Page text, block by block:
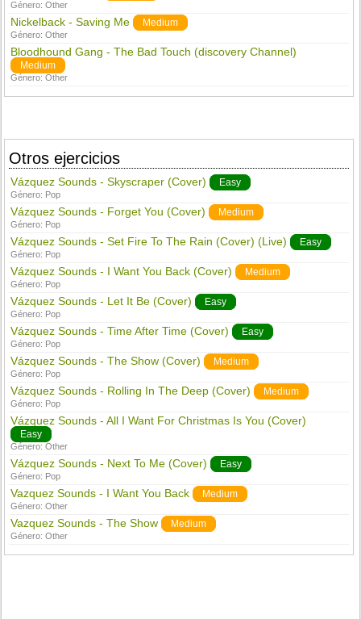
Género:Other
Nickelback - Saving Me Medium
Género:Other
Bloodhound Gang - The Bad Touch (discovery Channel)
Medium
Género:Other
Otros ejercicios
Vázquez Sounds - Skyscraper (Cover) Easy
Género: Pop
Vázquez Sounds - Forget You (Cover) Medium
Género: Pop
Vázquez Sounds - Set Fire To The Rain (Cover) (Live) Easy
Género: Pop
Vázquez Sounds - I Want You Back (Cover) Medium
Género: Pop
Vázquez Sounds - Let It Be (Cover) Easy
Género: Pop
Vázquez Sounds - Time After Time (Cover) Easy
Género: Pop
Vázquez Sounds - The Show (Cover) Medium
Género: Pop
Vázquez Sounds - Rolling In The Deep (Cover) Medium
Género: Pop
Vázquez Sounds - All I Want For Christmas Is You (Cover)
Easy
Género:Other
Vázquez Sounds - Next To Me (Cover) Easy
Género: Pop
Vazquez Sounds - I Want You Back Medium
Género:Other
Vazquez Sounds - The Show Medium
Género:Other